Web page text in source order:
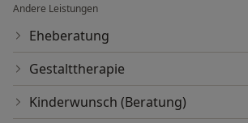
Andere Leistungen
Eheberatung
Gestalttherapie
Kinderwunsch (Beratung)